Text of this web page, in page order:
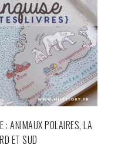
: ANIMAUX POLAIRES, LA
ET SUD